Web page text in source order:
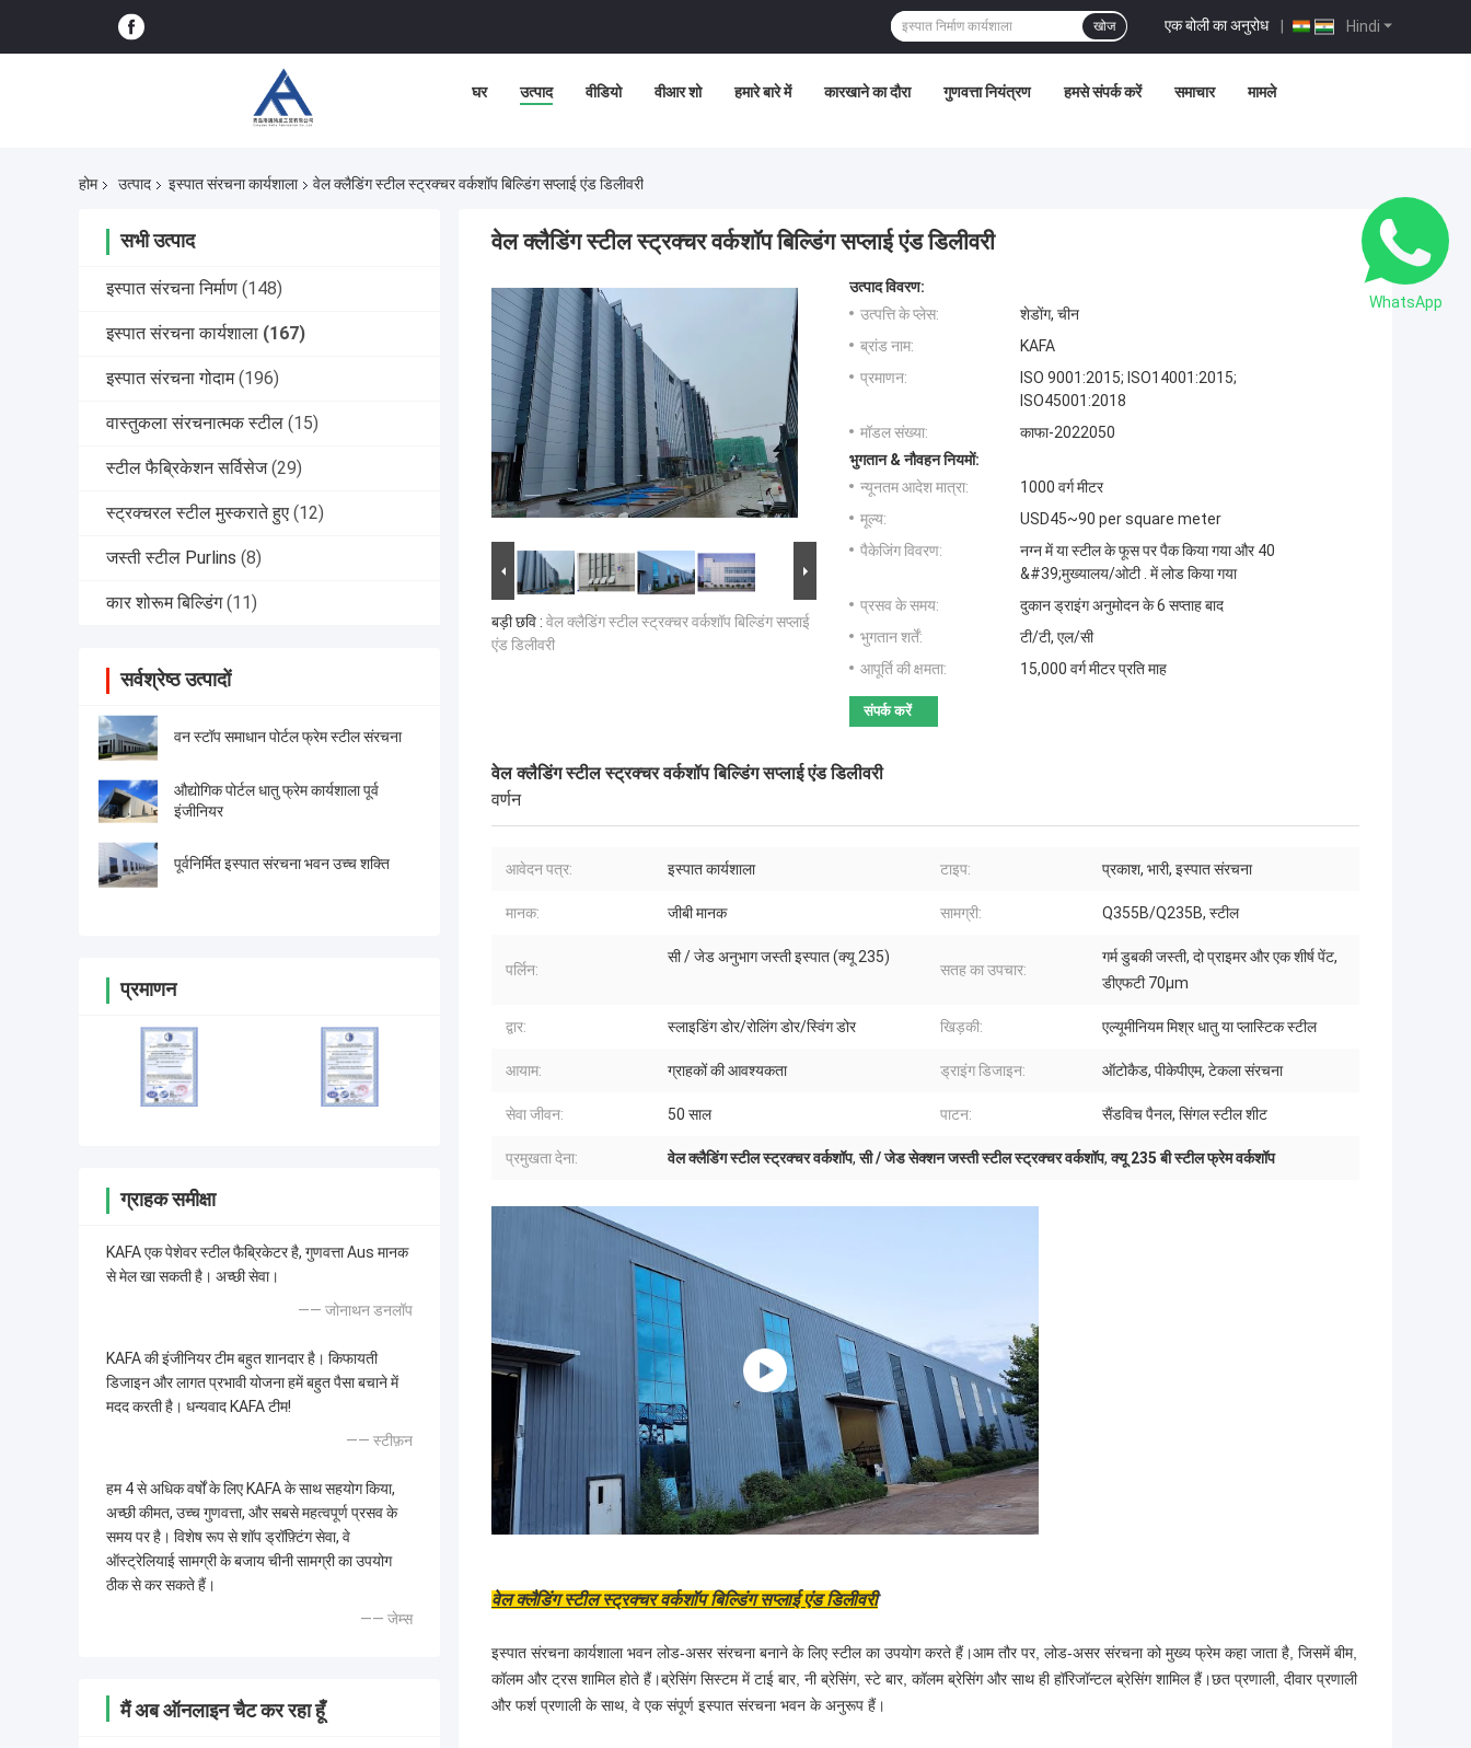
Hindi
एक बोली का अनुरोध |
खोज
घर उत्पाद वीडियो वीआर शो हमारे बारे में कारखाने का दौरा गुणवत्ता नियंत्रण हमसे संपर्क करें समाचार मामले
होम उत्पाद इस्पात संरचना कार्यशाला वेल क्लैडिंग स्टील स्ट्रक्चर वर्कशॉप बिल्डिंग सप्लाई एंड डिलीवरी
सभी उत्पाद
इस्पात संरचना निर्माण (148)
इस्पात संरचना कार्यशाला (167)
इस्पात संरचना गोदाम (196)
वास्तुकला संरचनात्मक स्टील (15)
स्टील फैब्रिकेशन सर्विसेज (29)
स्ट्रक्चरल स्टील मुस्कराते हुए (12)
जस्ती स्टील Purlins (8)
कार शोरूम बिल्डिंग (11)
सर्वश्रेष्ठ उत्पादों
वन स्टॉप समाधान पोर्टल फ्रेम स्टील संरचना
औद्योगिक पोर्टल धातु फ्रेम कार्यशाला पूर्व
इंजीनियर
पूर्वनिर्मित इस्पात संरचना भवन उच्च शक्ति
प्रमाणन
ग्राहक समीक्षा
KAFA एक पेशेवर स्टील फैब्रिकेटर है, गुणवत्ता Aus मानक
से मेल खा सकती है। अच्छी सेवा।
—— जोनाथन डनलॉप
KAFA की इंजीनियर टीम बहुत शानदार है। किफायती
डिजाइन और लागत प्रभावी योजना हमें बहुत पैसा बचाने में
मदद करती है। धन्यवाद KAFA टीम!
—— स्टीफ़न
हम 4 से अधिक वर्षों के लिए KAFA के साथ सहयोग किया,
अच्छी कीमत, उच्च गुणवत्ता, और सबसे महत्वपूर्ण प्रसव के
समय पर है। विशेष रूप से शॉप ड्रॉफ़्टिंग सेवा, वे
ऑस्ट्रेलियाई सामग्री के बजाय चीनी सामग्री का उपयोग
ठीक से कर सकते हैं।
—— जेम्स
मैं अब ऑनलाइन चैट कर रहा हूँ
वेल क्लैडिंग स्टील स्ट्रक्चर वर्कशॉप बिल्डिंग सप्लाई एंड डिलीवरी
बड़ी छवि : वेल क्लैडिंग स्टील स्ट्रक्चर वर्कशॉप बिल्डिंग सप्लाई
एंड डिलीवरी
उत्पाद विवरण:
उत्पत्ति के प्लेस:
शेडोंग, चीन
ब्रांड नाम:
KAFA
प्रमाणन:
ISO 9001:2015; ISO14001:2015;
ISO45001:2018
मॉडल संख्या:
काफा-2022050
भुगतान & नौवहन नियमों:
न्यूनतम आदेश मात्रा:
1000 वर्ग मीटर
मूल्य:
USD45~90 per square meter
पैकेजिंग विवरण:
नग्न में या स्टील के फूस पर पैक किया गया और 40
&#39;मुख्यालय/ओटी . में लोड किया गया
प्रसव के समय:
दुकान ड्राइंग अनुमोदन के 6 सप्ताह बाद
भुगतान शर्तें:
टी/टी, एल/सी
आपूर्ति की क्षमता:
15,000 वर्ग मीटर प्रति माह
संपर्क करें
वेल क्लैडिंग स्टील स्ट्रक्चर वर्कशॉप बिल्डिंग सप्लाई एंड डिलीवरी
वर्णन
आवेदन पत्र: इस्पात कार्यशाला टाइप: प्रकाश, भारी, इस्पात संरचना
मानक: जीबी मानक सामग्री: Q355B/Q235B, स्टील
पर्लिन:
सी / जेड अनुभाग जस्ती इस्पात (क्यू 235)
सतह का उपचार:
गर्म डुबकी जस्ती, दो प्राइमर और एक शीर्ष पेंट,
डीएफटी 70μm
द्वार: स्लाइडिंग डोर/रोलिंग डोर/स्विंग डोर खिड़की: एल्यूमीनियम मिश्र धातु या प्लास्टिक स्टील
आयाम: ग्राहकों की आवश्यकता ड्राइंग डिजाइन: ऑटोकैड, पीकेपीएम, टेकला संरचना
सेवा जीवन: 50 साल पाटन: सैंडविच पैनल, सिंगल स्टील शीट
प्रमुखता देना: वेल क्लैडिंग स्टील स्ट्रक्चर वर्कशॉप,सी / जेड सेक्शन जस्ती स्टील स्ट्रक्चर वर्कशॉप,क्यू 235 बी स्टील फ्रेम वर्कशॉप
वेल क्लैडिंग स्टील स्ट्रक्चर वर्कशॉप बिल्डिंग सप्लाई एंड डिलीवरी
इस्पात संरचना कार्यशाला भवन लोड-असर संरचना बनाने के लिए स्टील का उपयोग करते हैं।आम तौर पर, लोड-असर संरचना को मुख्य फ्रेम कहा जाता है, जिसमें बीम,
कॉलम और ट्रस शामिल होते हैं।ब्रेसिंग सिस्टम में टाई बार, नी ब्रेसिंग, स्टे बार, कॉलम ब्रेसिंग और साथ ही हॉरिजॉन्टल ब्रेसिंग शामिल हैं।छत प्रणाली, दीवार प्रणाली
और फर्श प्रणाली के साथ, वे एक संपूर्ण इस्पात संरचना भवन के अनुरूप हैं।
WhatsApp